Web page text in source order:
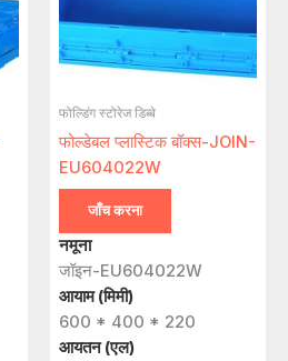
फोल्डिंग स्टोरेज डिब्बे
फोल्डेबल प्लास्टिक बॉक्स-JOIN-
EU604022W
जाँच करना
नमूना
जॉइन-EU604022W
आयाम (मिमी)
600 * 400 * 220
आयतन (एल)